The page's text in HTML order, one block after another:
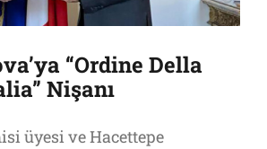
“Ordine Della
Nişanı
üyesi ve Hacettepe